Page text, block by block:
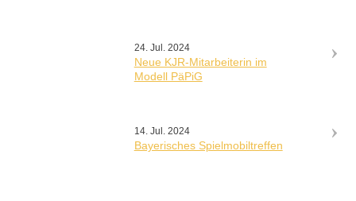
24. Jul. 2024
Neue KJR-Mitarbeiterin im
Modell PäPiG
14. Jul. 2024
Bayerisches Spielmobiltreffen